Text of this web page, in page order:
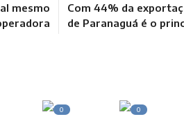
mesmo
Com 44% da
de Paranaguá é o
0 0